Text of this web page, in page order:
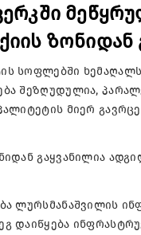
ზონიდან
სოფლებში
შეზღუდულია,
მიერ
გაყვანილია
ლურსმანაშვილის
დაიწყება